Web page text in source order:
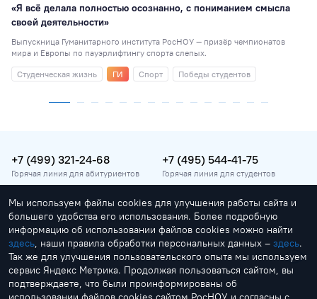
«Я всё делала полностью осознанно, с пониманием смысла
своей деятельности»
Выпускница Гуманитарного института РосНОУ — призёр чемпионатов
мира и Европы по пауэрлифтингу спорта слепых.
Студенческая жизнь
ГИ Спорт Победы студентов
+7 (499) 321-24-68
Горячая линия для абитуриентов
+7 (495) 544-41-75
Горячая линия для студентов
vopros@rosnou.ru
Горячая линия для абитуриентов
Москва, улица Радио, 22
Главный корпус
Мы используем файлы cookies для улучшения работы сайта и
большего удобства его использования. Более подробную
информацию об использовании файлов cookies можно найти
здесь, наши правила обработки персональных данных – здесь.
Так же для улучшения пользовательского опыта мы используем
сервис Яндекс Метрика. Продолжая пользоваться сайтом, вы
подтверждаете, что были проинформированы об